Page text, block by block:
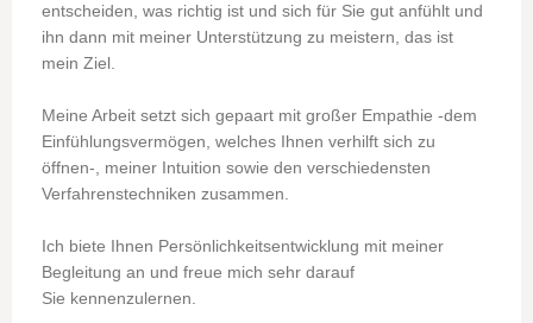
entscheiden, was richtig ist und sich für Sie gut anfühlt und
ihn dann mit meiner Unterstützung zu meistern, das ist
mein Ziel.
Meine Arbeit setzt sich gepaart mit großer Empathie -dem
Einfühlungsvermögen, welches Ihnen verhilft sich zu
öffnen-, meiner Intuition sowie den verschiedensten
Verfahrenstechniken zusammen.
Ich biete Ihnen Persönlichkeitsentwicklung mit meiner
Begleitung an und freue mich sehr darauf
Sie kennenzulernen.